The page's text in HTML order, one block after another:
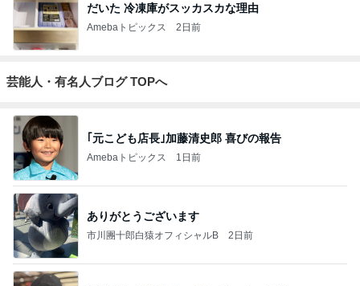
だいた 冷凍庫がスッカスカな理由
Amebaトピックス 2日前
芸能人・有名人ブログ TOPへ
｢元こども店長｣加藤清史郎 喜びの報告
Amebaトピックス 1日前
ありがとうございます
市川團十郎白猿オフィシャルB 2日前